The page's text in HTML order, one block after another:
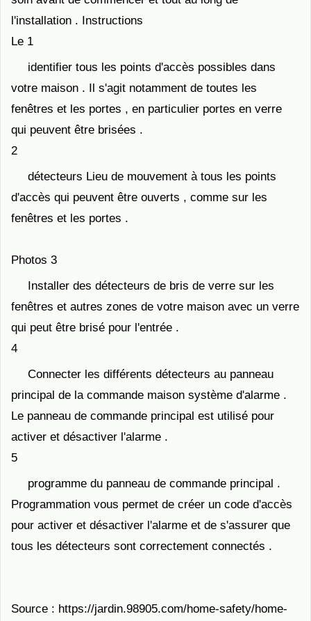
l'installation . Instructions
Le 1
identifier tous les points d'accès possibles dans
votre maison . Il s'agit notamment de toutes les
fenêtres et les portes , en particulier portes en verre
qui peuvent être brisées .
2
détecteurs Lieu de mouvement à tous les points
d'accès qui peuvent être ouverts , comme sur les
fenêtres et les portes .
Photos 3
Installer des détecteurs de bris de verre sur les
fenêtres et autres zones de votre maison avec un verre
qui peut être brisé pour l'entrée .
4
Connecter les différents détecteurs au panneau
principal de la commande maison système d'alarme .
Le panneau de commande principal est utilisé pour
activer et désactiver l'alarme .
5
programme du panneau de commande principal .
Programmation vous permet de créer un code d'accès
pour activer et désactiver l'alarme et de s'assurer que
tous les détecteurs sont correctement connectés .
Source : https://jardin.98905.com/home-safety/home-